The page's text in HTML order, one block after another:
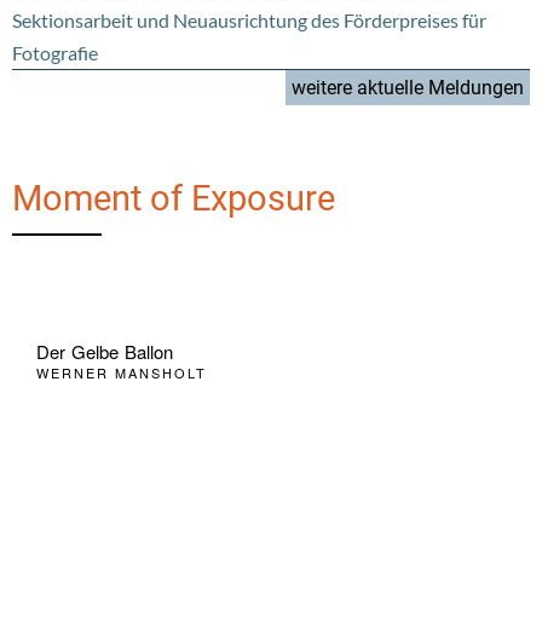
Sektionsarbeit und Neuausrichtung des Förderpreises für
Fotografie
weitere aktuelle Meldungen
Moment of Exposure